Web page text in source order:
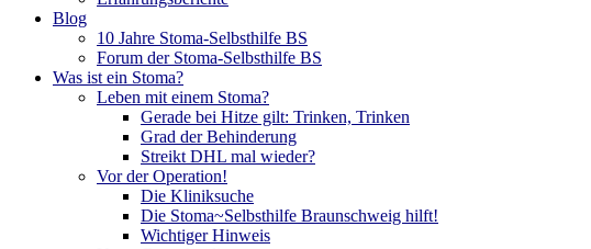
Blog
10 Jahre Stoma-Selbsthilfe BS
Forum der Stoma-Selbsthilfe BS
Was ist ein Stoma?
Leben mit einem Stoma?
Gerade bei Hitze gilt: Trinken, Trinken
Grad der Behinderung
Streikt DHL mal wieder?
Vor der Operation!
Die Kliniksuche
Die Stoma~Selbsthilfe Braunschweig hilft!
Wichtiger Hinweis